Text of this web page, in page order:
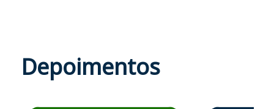
Depoimentos